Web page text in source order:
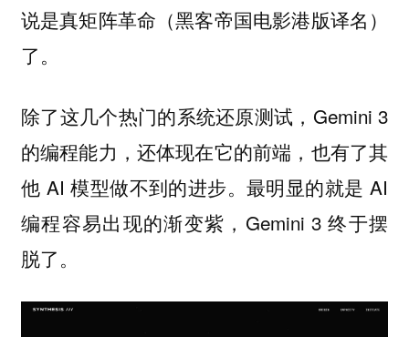
说是真矩阵革命（黑客帝国电影港版译名）
了。
除了这几个热门的系统还原测试，Gemini 3
的编程能力，还体现在它的前端，也有了其
他 AI 模型做不到的进步。最明显的就是 AI
编程容易出现的渐变紫，Gemini 3 终于摆
脱了。